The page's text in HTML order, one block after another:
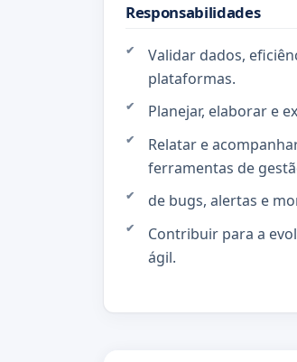
Responsabilidades
Validar dados,
plataformas.
Planejar, elaborar e
Relatar e
ferramentas de
de bugs, alertas e
Contribuir para a
ágil.